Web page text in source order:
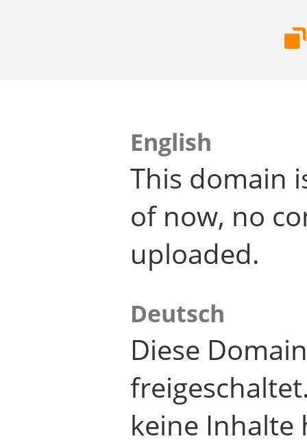
English
This domain
of now, no
uploaded.
Deutsch
Diese
keine Inhalte